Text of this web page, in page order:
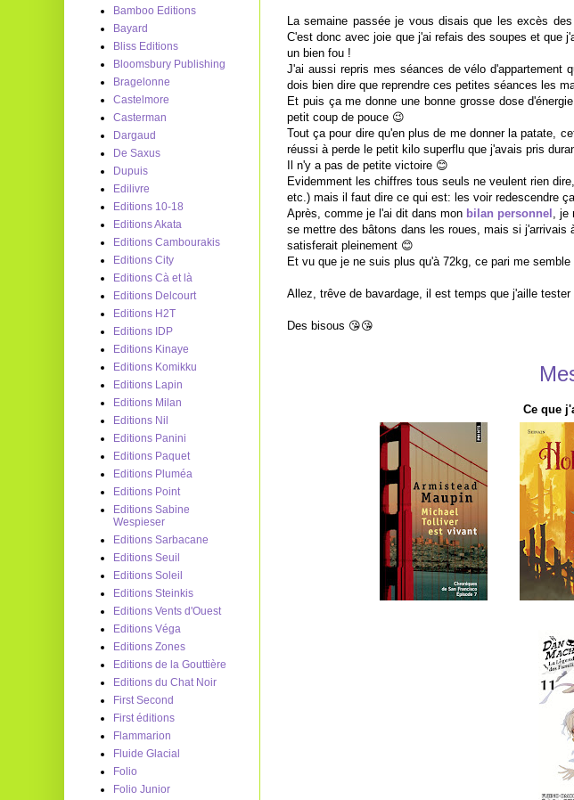
La semaine passée je vous disais que les excès
C'est donc avec joie que j'ai refais des soupes et que
un bien fou !
J'ai aussi repris mes séances de vélo
dois bien dire que reprendre ces petites séances les
Et puis ça me donne une bonne grosse dose
petit coup de pouce 😉
Tout ça pour dire qu'en plus de me donner la patate,
réussi à perde le petit kilo superflu que j'avais pris
Il n'y a pas de petite victoire 😊
Evidemment les chiffres tous seuls ne veulent rien
etc.) mais il faut dire ce qui est: les voir redescendre
Après, comme je l'ai dit dans mon bilan personnel ,
se mettre des bâtons dans les roues, mais si
satisferait pleinement 😊
Et vu que je ne suis plus qu'à 72kg, ce pari me
Allez, trêve de bavardage, il est temps que j'aille
Des bisous 😘😘
Ce que
Bamboo Editions
Bayard
Bliss Editions
Bloomsbury Publishing
Bragelonne
Castelmore
Casterman
Dargaud
De Saxus
Dupuis
Edilivre
Editions 10-18
Editions Akata
Editions Cambourakis
Editions City
Editions Cà et là
Editions Delcourt
Editions H2T
Editions IDP
Editions Kinaye
Editions Komikku
Editions Lapin
Editions Milan
Editions Nil
Editions Panini
Editions Paquet
Editions Pluméa
Editions Point
Editions Sabine
Wespieser
Editions Sarbacane
Editions Seuil
Editions Soleil
Editions Steinkis
Editions Vents d'Ouest
Editions Véga
Editions Zones
Editions de la Gouttière
Editions du Chat Noir
First Second
First éditions
Flammarion
Fluide Glacial
Folio
Folio Junior